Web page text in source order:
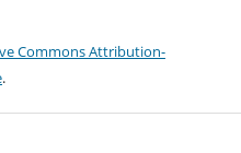
Commons Attribution-
.